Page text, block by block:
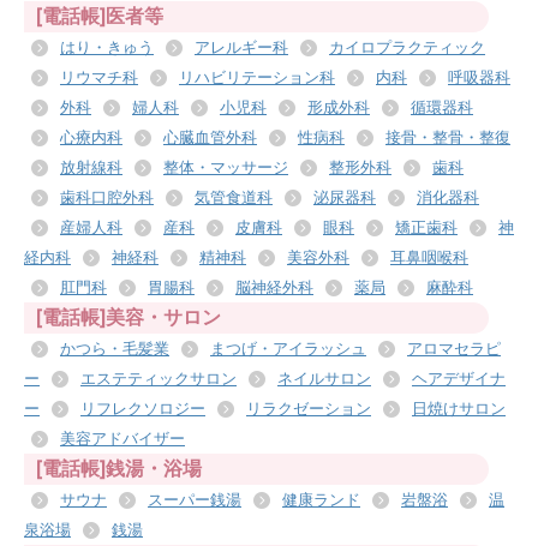
[電話帳]医者等
はり・きゅう アレルギー科
カイロプラクティック
リウマチ科
リハビリテーション科 内科
呼吸器科
外科
婦人科 小児科 形成外科
循環器科
心療内科
心臓血管外科 性病科
接骨・整骨・整復
放射線科
整体・マッサージ 整形外科
歯科
歯科口腔外科
気管食道科 泌尿器科
消化器科
産婦人科
産科 皮膚科 眼科 矯正歯科
神
経内科
神経科 精神科 美容外科
耳鼻咽喉科
肛門科
胃腸科 脳神経外科 薬局 麻酔科
[電話帳]美容・サロン
かつら・毛髪業 まつげ・アイラッシュ
アロマセラピ
ー
エステティックサロン ネイルサロン
ヘアデザイナ
ー
リフレクソロジー リラクゼーション
日焼けサロン
美容アドバイザー
[電話帳]銭湯・浴場
サウナ スーパー銭湯 健康ランド 岩盤浴
温
泉浴場
銭湯